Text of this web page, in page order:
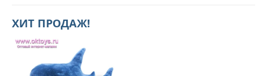
ХИТ ПРОДАЖ!